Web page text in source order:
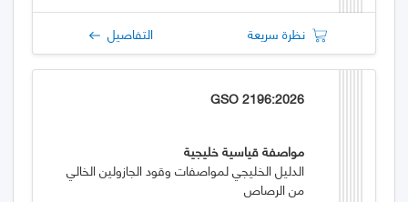
نظرة سريعة التفاصيل
GSO 2196:2026
مواصفة قياسية خليجية
الدليل الخليجي لمواصفات وقود الجازولين الخالي
من الرصاص